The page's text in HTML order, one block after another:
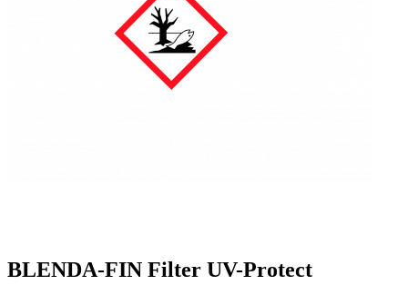
BLENDA-FIN Filter UV-Protect